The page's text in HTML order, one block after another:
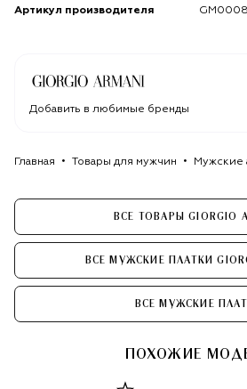
Артикул производителя
Добавить в любимые бренды
Главная Товары для мужчин Мужские
ВСЕ ТОВАРЫ GIORGIO
ВСЕ МУЖСКИЕ ПЛАТКИ
ВСЕ МУЖСКИЕ
ПОХОЖИЕ